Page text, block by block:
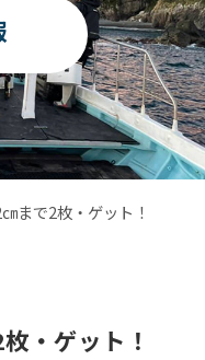
まで2枚・ゲット！
・ゲット！